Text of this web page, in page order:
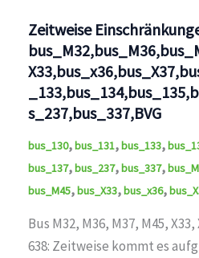
Zeitweise
s_237,bus_337,BVG
bus_130,bus_131,bus_133,
bus_137,bus_237,bus_337,
bus_M45,bus_X33,bus_x36,
Bus M32, M36, M37, M45,
638: Zeitweise kommt es